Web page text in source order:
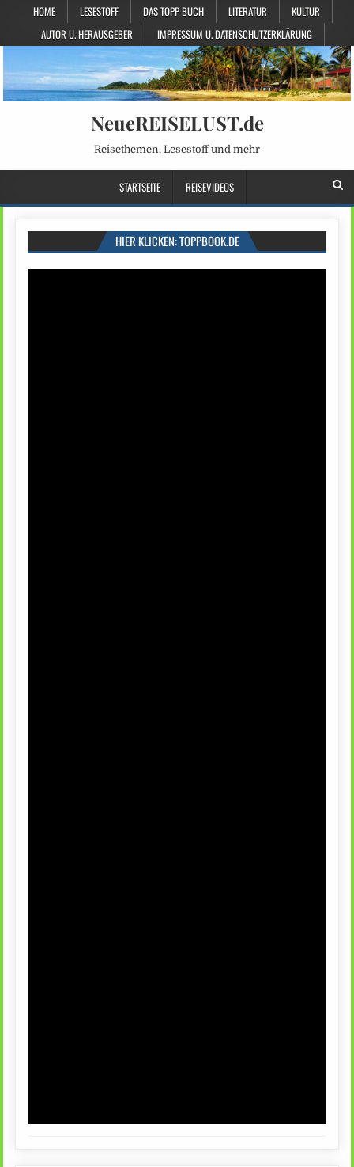
HOME LESESTOFF DAS TOPP BUCH LITERATUR
KULTUR
AUTOR U. HERAUSGEBER
IMPRESSUM U. DATENSCHUTZERKLÄRUNG
NeueREISELUST.de
Reisethemen, Lesestoff und mehr
STARTSEITE REISEVIDEOS
HIER KLICKEN: TOPPBOOK.DE